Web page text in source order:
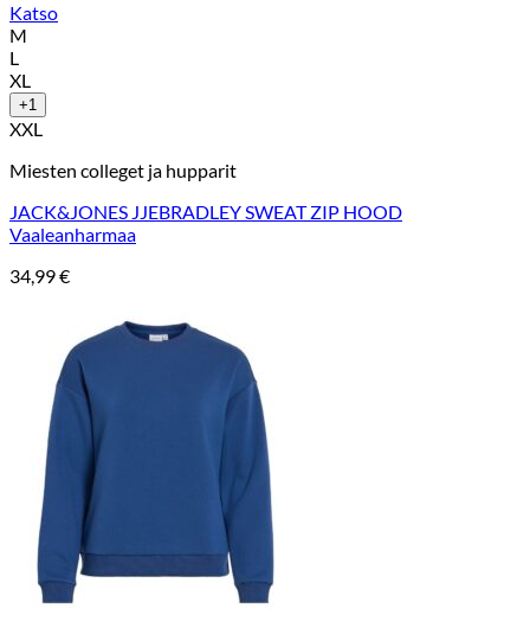
Katso
M
L
XL
+1
XXL
Miesten colleget ja hupparit
JACK&JONES JJEBRADLEY SWEAT ZIP HOOD
Vaaleanharmaa
34,99€